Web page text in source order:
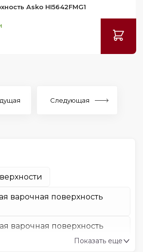
Asko HI5642FMG1
Следующая
варочная поверхность
варочная поверхность
Показать еще